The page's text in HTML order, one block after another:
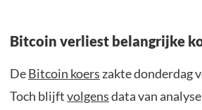
Bitcoin verliest belangrijke
DeBitcoin koers zakte donderdag
Toch blijftvolgensdata van